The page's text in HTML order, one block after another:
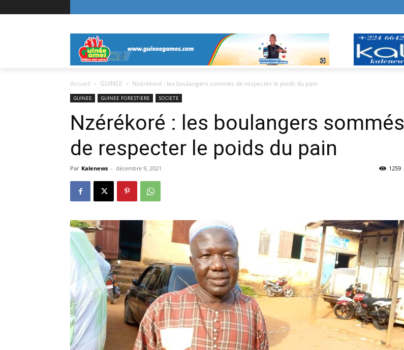
Accueil GUINEE Nzérékoré : les boulangers sommés de respecter le poids du pain
GUINEE GUINEE FORESTIERE SOCIETE
Nzérékoré : les boulangers sommés
de respecter le poids du pain
Par Kalenews - décembre 9, 2021 1259